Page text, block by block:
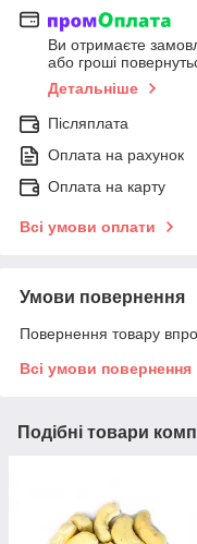
Ви отримаєте
або гроші
Детальніше
Післяплата
Оплата на рахунок
Оплата на карту
Всі умови оплати
Умови повернення
Повернення товару
Всі умови повернення
Подібні товари